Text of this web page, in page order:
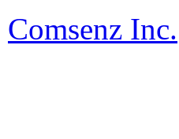
Comsenz Inc.